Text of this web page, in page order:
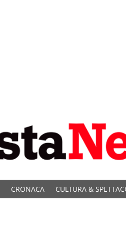
CRONACA CULTURA &